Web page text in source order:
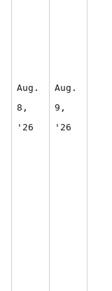
Aug.
8,
'26
Aug.
9,
'26